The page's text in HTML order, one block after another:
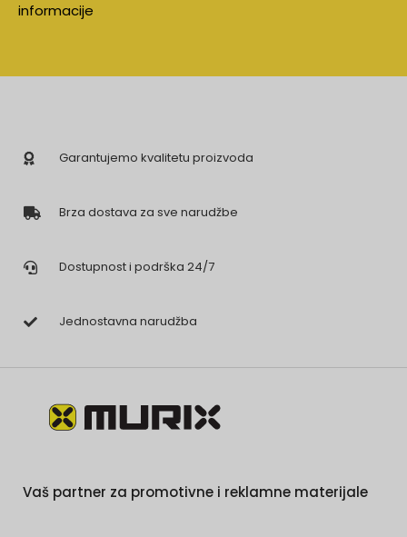
informacije
Garantujemo kvalitetu proizvoda
Brza dostava za sve narudžbe
Dostupnost i podrška 24/7
Jednostavna narudžba
Vaš partner za promotivne i reklamne materijale